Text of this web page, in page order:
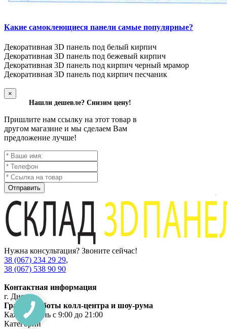
Какие самоклеющиеся панели самые популярные?
Декоративная 3D панель под белый кирпич
Декоративная 3D панель под бежевый кирпич
Декоративная 3D панель под кирпич черный мрамор
Декоративная 3D панель под кирпич песчаник
×
Нашли дешевле? Снизим цену!
Пришлите нам ссылку на этот товар в
другом магазине и мы сделаем Вам
предложение лучше!
Отправить
Нужна консультация? Звоните сейчас!
38 (067) 234 29 29,
38 (067) 538 90 90
Контактная информация
г. Днепр
График работы колл-центра и шоу-рума
Каждый день с 9:00 до 21:00
Категории